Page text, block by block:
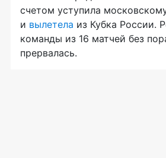
счетом уступила
и вылетела из Кубка России.
команды из 16 матчей без
прервалась.